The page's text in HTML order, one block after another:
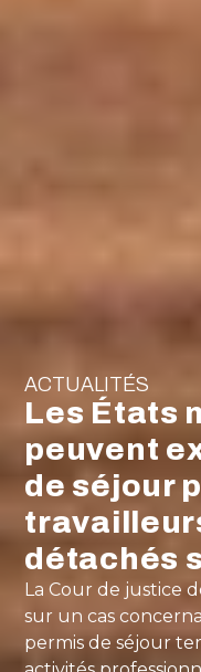
ACTUALITÉS
Les États
peuvent
de séjour
détachés
La Cour de justice
sur un cas
permis de séjour